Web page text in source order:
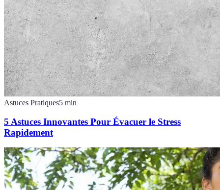
Astuces Pratiques5 min
5 Astuces Innovantes Pour Évacuer le Stress
Rapidement